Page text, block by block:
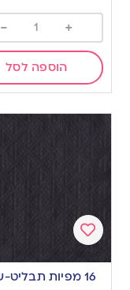
+
-
הוספה לסל
to
16 מפיות תבליט-שחור